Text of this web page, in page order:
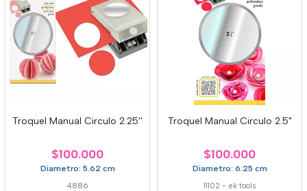
Troquel Manual Circulo 2.25''
$100.000
Diametro: 5.62 cm
4886
Troquel Manual Circulo 2.5"
$100.000
Diametro: 6.25 cm
11102 - ek tools